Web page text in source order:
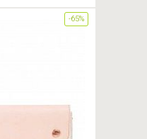
-65%